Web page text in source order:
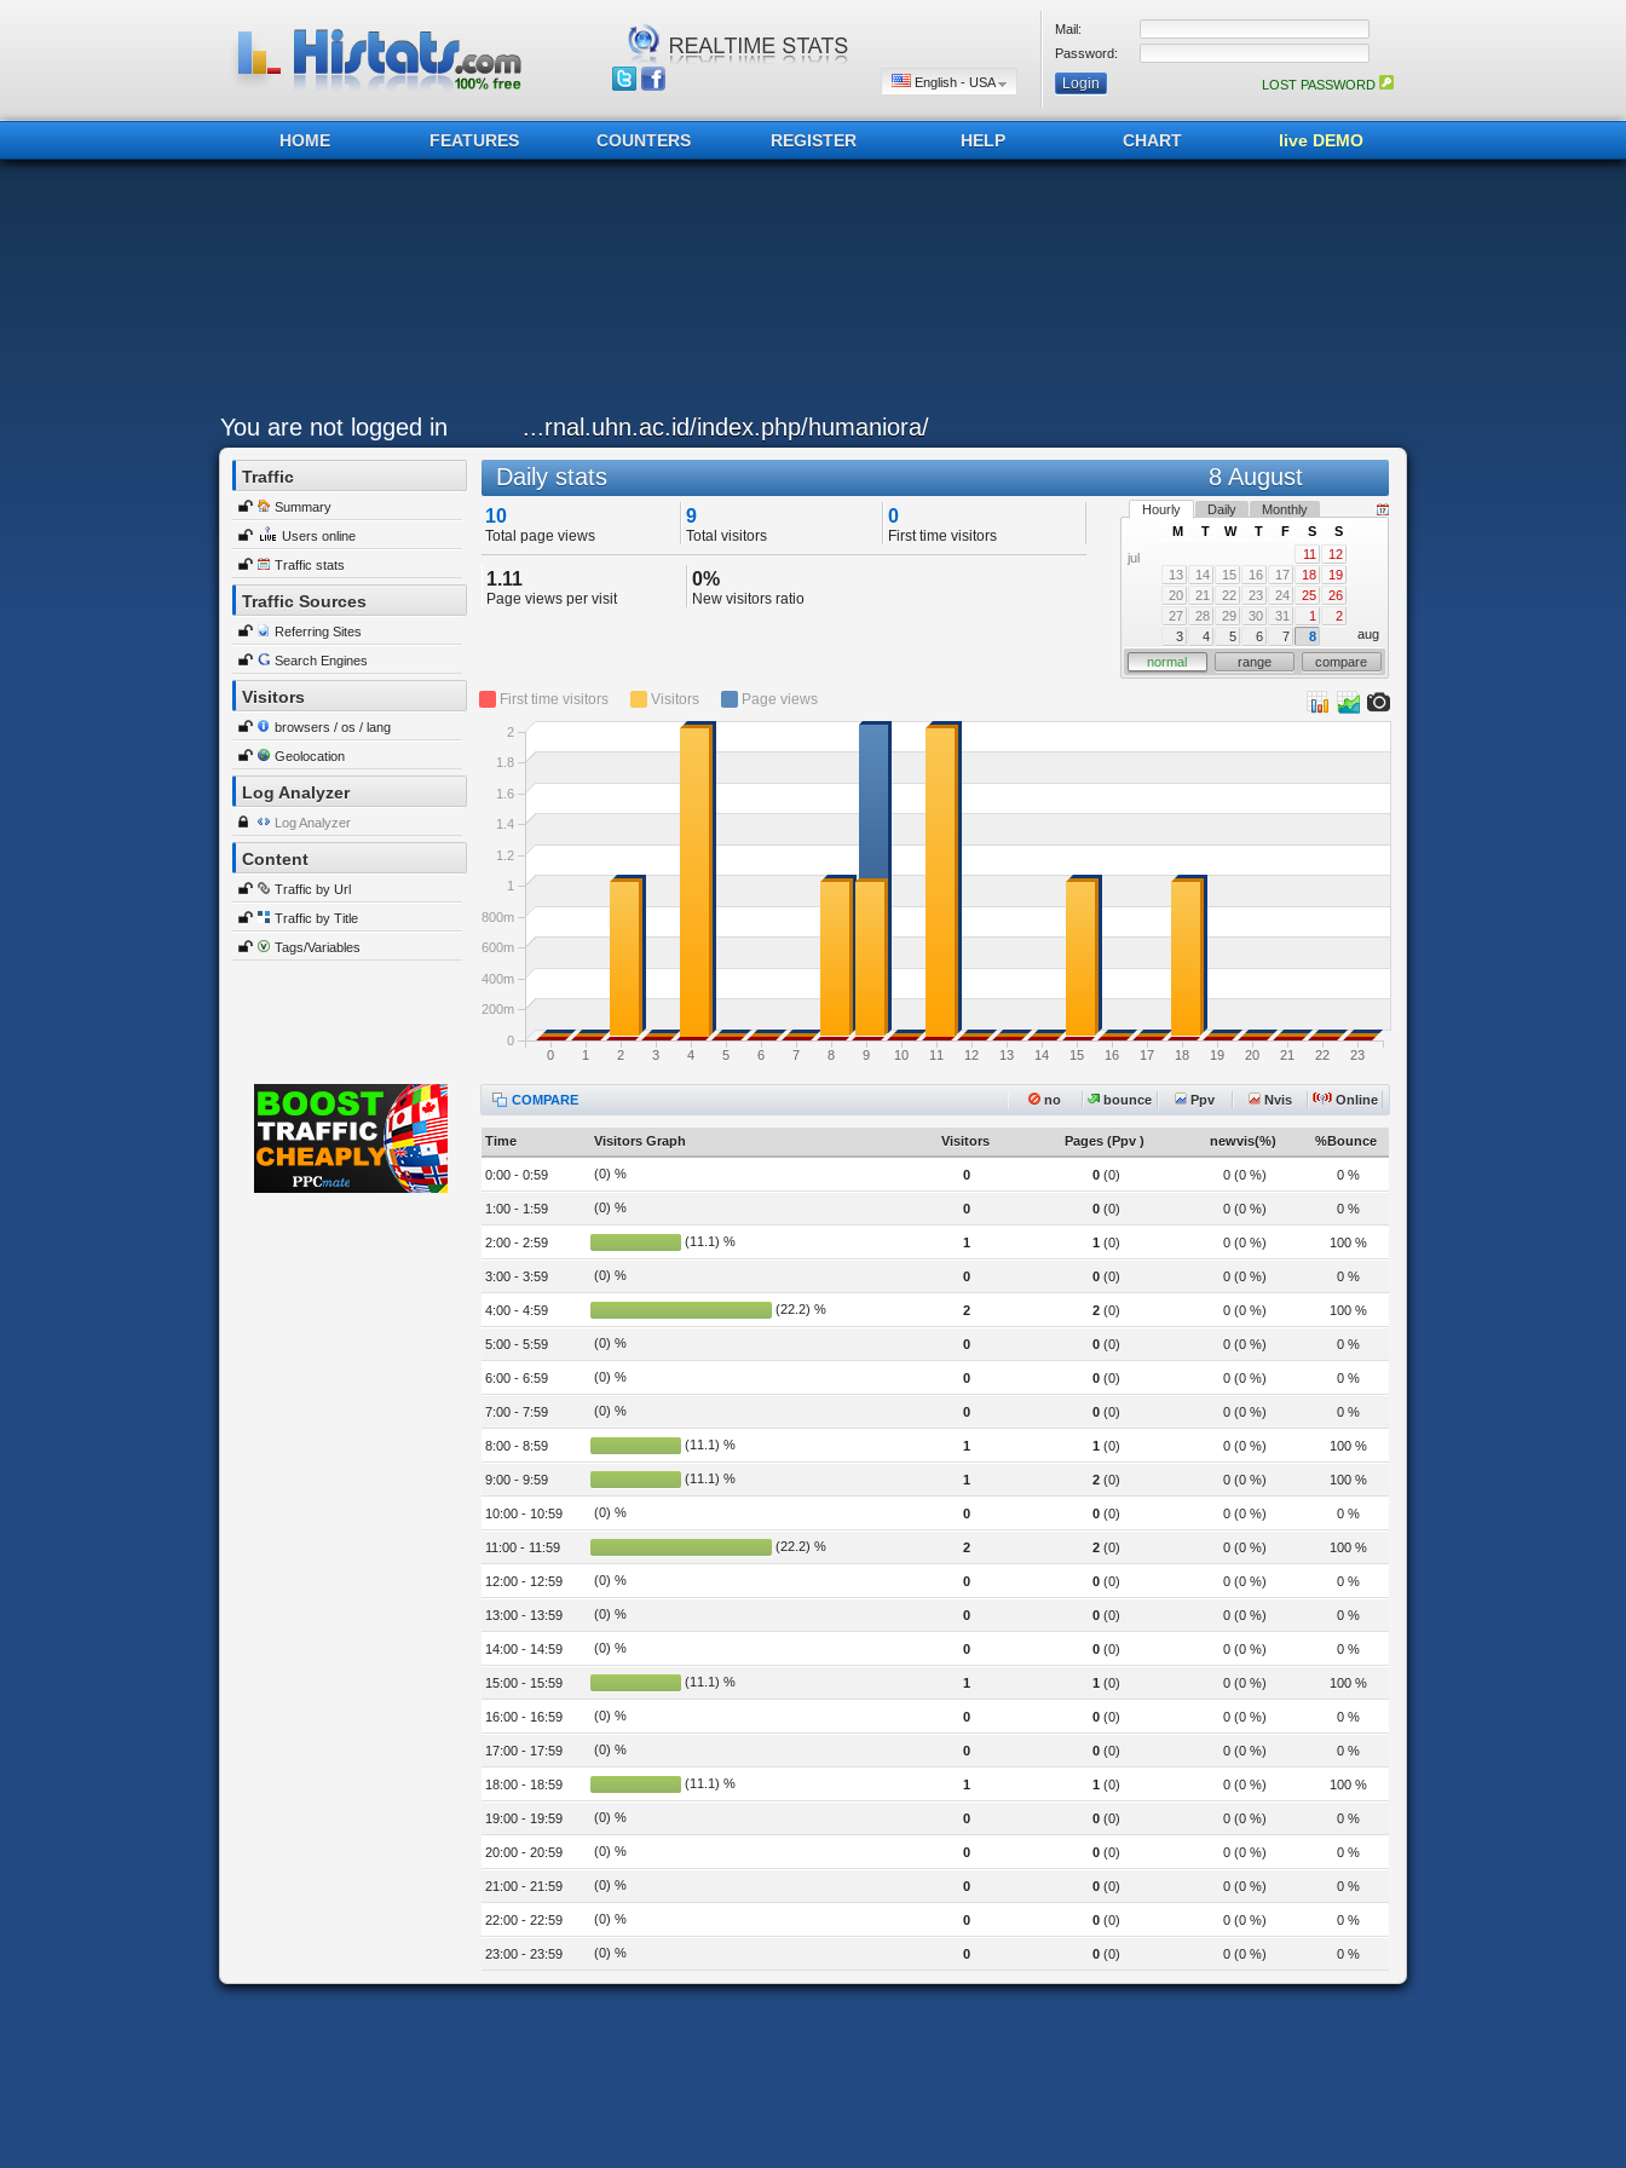
English - USA
Mail:
Password:
LOST PASSWORD
HOME FEATURES COUNTERS REGISTER HELP CHART live DEMO
You are not logged in ...rnal.uhn.ac.id/index.php/humaniora/
Traffic
Summary
Users online
Traffic stats
Traffic Sources
Referring Sites
Search Engines
Visitors
browsers / os / lang
Geolocation
Log Analyzer
Log Analyzer
Content
Traffic by Url
Traffic by Title
Tags/Variables
Daily stats 8 August
10
Total page views
9
Total visitors
0
First time visitors
1.11
Page views per visit
0%
New visitors ratio
Hourly Daily Monthly
jul
M T W T F S
S
11
12
13
14 15 16 17 18
19
20
21 22 23 24 25
26
27
28 29 30 31 1
2
3
4 5 6 7 8
aug
normal
range compare
First time visitors Visitors Page views
0 1 2 3 4 5 6 7 8 9 10 11 12 13 14 15 16 17 18 19 20 21 22 23
0
200m
400m
600m
800m
1
1.2
1.4
1.6
1.8
2
COMPARE no bounce Ppv Nvis Online
Time Visitors Graph Visitors Pages (Ppv ) newvis(%) %Bounce
0:00 - 0:59 (0) % 0 0(0) 0 (0 %) 0 %
1:00 - 1:59 (0) % 0 0(0) 0 (0 %) 0 %
2:00 - 2:59 (11.1) % 1 1 (0) 0 (0 %) 100 %
3:00 - 3:59 (0) % 0 0(0) 0 (0 %) 0 %
4:00 - 4:59 (22.2) % 2 2(0) 0 (0 %) 100 %
5:00 - 5:59 (0) % 0 0(0) 0 (0 %) 0 %
6:00 - 6:59 (0) % 0 0(0) 0 (0 %) 0 %
7:00 - 7:59 (0) % 0 0(0) 0 (0 %) 0 %
8:00 - 8:59 (11.1) % 1 1 (0) 0 (0 %) 100 %
9:00 - 9:59 (11.1) % 1 2(0) 0 (0 %) 100 %
10:00 - 10:59 (0) % 0 0(0) 0 (0 %) 0 %
11:00 - 11:59 (22.2) % 2 2(0) 0 (0 %) 100 %
12:00 - 12:59 (0) % 0 0(0) 0 (0 %) 0 %
13:00 - 13:59 (0) % 0 0(0) 0 (0 %) 0 %
14:00 - 14:59 (0) % 0 0(0) 0 (0 %) 0 %
15:00 - 15:59 (11.1) % 1 1 (0) 0 (0 %) 100 %
16:00 - 16:59 (0) % 0 0(0) 0 (0 %) 0 %
17:00 - 17:59 (0) % 0 0(0) 0 (0 %) 0 %
18:00 - 18:59 (11.1) % 1 1 (0) 0 (0 %) 100 %
19:00 - 19:59 (0) % 0 0(0) 0 (0 %) 0 %
20:00 - 20:59 (0) % 0 0(0) 0 (0 %) 0 %
21:00 - 21:59 (0) % 0 0(0) 0 (0 %) 0 %
22:00 - 22:59 (0) % 0 0(0) 0 (0 %) 0 %
23:00 - 23:59 (0) % 0 0(0) 0 (0 %) 0 %